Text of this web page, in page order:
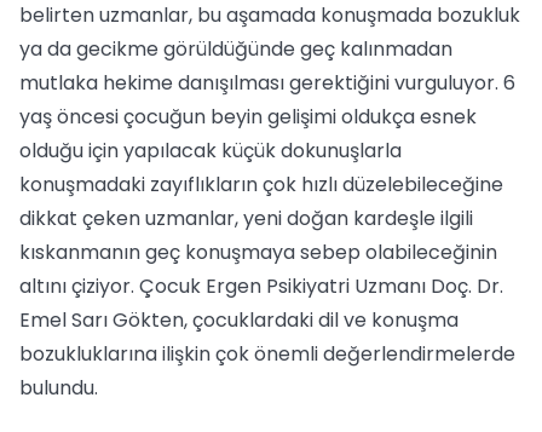
belirten uzmanlar, bu aşamada konuşmada bozukluk
ya da gecikme görüldüğünde geç kalınmadan
mutlaka hekime danışılması gerektiğini vurguluyor. 6
yaş öncesi çocuğun beyin gelişimi oldukça esnek
olduğu için yapılacak küçük dokunuşlarla
konuşmadaki zayıflıkların çok hızlı düzelebileceğine
dikkat çeken uzmanlar, yeni doğan kardeşle ilgili
kıskanmanın geç konuşmaya sebep olabileceğinin
altını çiziyor. Çocuk Ergen Psikiyatri Uzmanı Doç. Dr.
Emel Sarı Gökten, çocuklardaki dil ve konuşma
bozukluklarına ilişkin çok önemli değerlendirmelerde
bulundu.